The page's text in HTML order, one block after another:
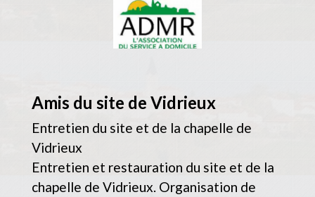
Amis du site de Vidrieux
Entretien du site et de la chapelle de
Vidrieux
Entretien et restauration du site et de la
chapelle de Vidrieux. Organisation de